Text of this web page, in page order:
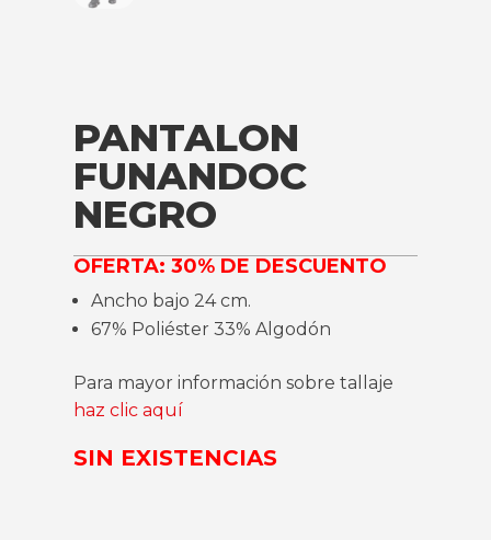
PANTALON
FUNANDOC
NEGRO
OFERTA: 30% DE DESCUENTO
Ancho bajo 24 cm.
67% Poliéster 33% Algodón
Para mayor información sobre tallaje
haz clic aquí
SIN EXISTENCIAS